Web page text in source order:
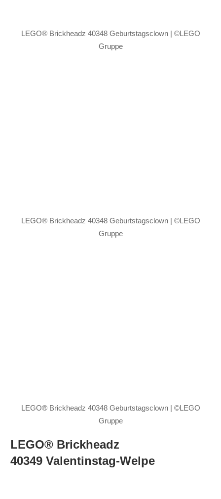
LEGO® Brickheadz 40348 Geburtstagsclown | ©LEGO
Gruppe
LEGO® Brickheadz 40348 Geburtstagsclown | ©LEGO
Gruppe
LEGO® Brickheadz 40348 Geburtstagsclown | ©LEGO
Gruppe
LEGO® Brickheadz
40349 Valentinstag-Welpe